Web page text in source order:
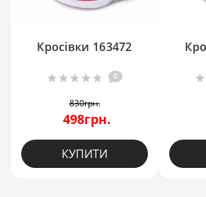
Кросівки 163472
0
830грн.
498грн.
КУПИТИ